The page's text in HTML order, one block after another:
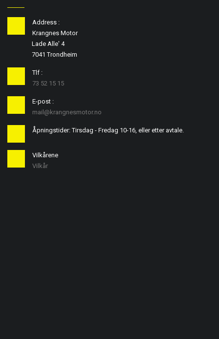
Address :
Krangnes Motor
Lade Alle' 4
7041 Trondheim
Tlf :
73 52 15 15
E-post :
mail@krangnesmotor.no
Åpningstider: Tirsdag - Fredag 10-16, eller etter avtale.
Vilkårene
Vilkår